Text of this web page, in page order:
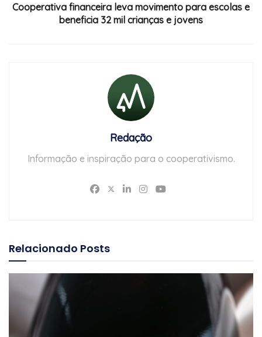
Cooperativa financeira leva movimento para escolas e
beneficia 32 mil crianças e jovens
Redação
Informação e inspiração para o cooperativismo.
Relacionado Posts